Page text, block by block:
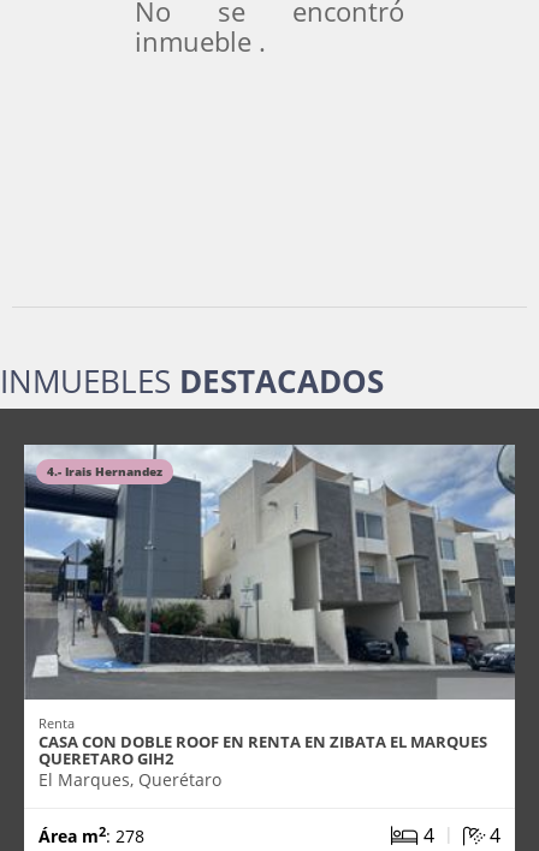
No se encontró
inmueble .
INMUEBLES DESTACADOS
4.- Irais Hernandez
Renta
CASA CON DOBLE ROOF EN RENTA EN ZIBATA EL MARQUES
QUERETARO GIH2
El Marques, Querétaro
Área m2: 278 4 | 4